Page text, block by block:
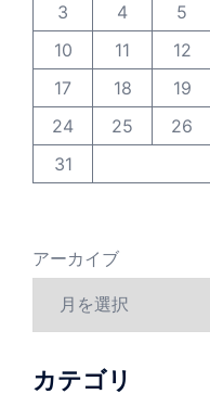
3
4 5
10
11 12
17
18 19
24
25 26
31
アーカイブ
カテゴリ